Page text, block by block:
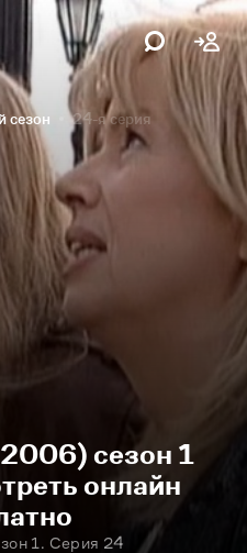
сезон 24-я серия
сезон 1
онлайн
1. Серия 24